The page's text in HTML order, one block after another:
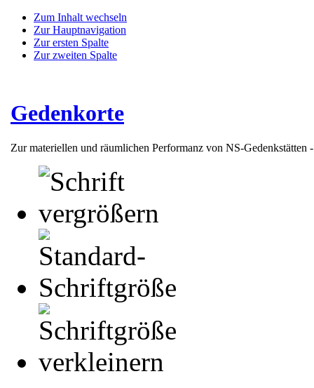
Zum Inhalt wechseln
Zur Hauptnavigation
Zur ersten Spalte
Zur zweiten Spalte
Gedenkorte
Zur materiellen und räumlichen Performanz von NS-Gedenkstätten